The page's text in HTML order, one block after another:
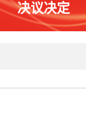
决议决定